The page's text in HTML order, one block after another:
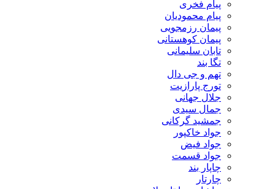
پیام فخری
پیام محمودیان
پیمان رزمجویی
پیمان کوهستانی
تابان سلیمانی
تگا بند
تهم و جی دال
تورج پارازیت
جلال جهانی
جمال سیدی
جمشید گرکانی
جواد خاکپور
جواد فیض
جواد قسمت
چاپار بند
چارتار